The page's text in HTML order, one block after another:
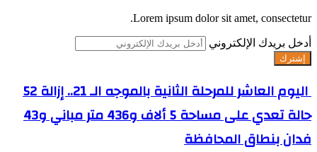
Lorem ipsum dolor sit amet, consectetur.
أدخل بريدك الإلكتروني
اليوم العاشر للمرحلة الثانية بالموجه الـ 21.. إزالة 52
حالة تعدي على مساحة 5 ألاف و436 متر مباني و43
فدان بنطاق المحافظة